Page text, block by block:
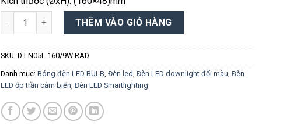
Đèn LED ốp trần cảm biến số lượng
THÊM VÀO GIỎ HÀNG
SKU: D LN05L 160/9W RAD
Danh mục: Bóng đèn LED BULB, Đèn led, Đèn LED downlight đổi màu, Đèn
LED ốp trần cảm biến, Đèn LED Smartlighting